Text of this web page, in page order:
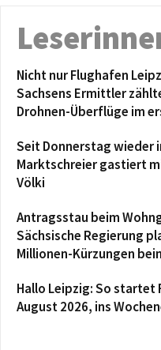
Nicht nur Flughafen
Sachsens Ermittler
Drohnen-Überflüge im
Seit Donnerstag wieder
Marktschreier gastiert
Völki
Antragsstau beim
Sächsische Regierung
Millionen-Kürzungen
Hallo Leipzig: So startet
August 2026, ins